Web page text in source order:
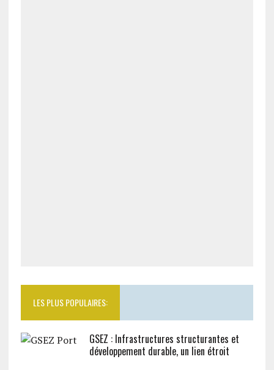
LES PLUS POPULAIRES:
GSEZ : Infrastructures structurantes et
développement durable, un lien étroit